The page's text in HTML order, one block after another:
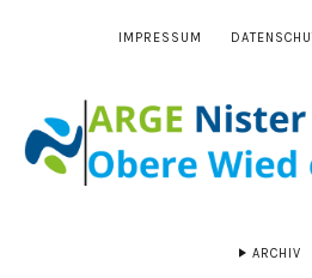
IMPRESSUM
ARCHIV